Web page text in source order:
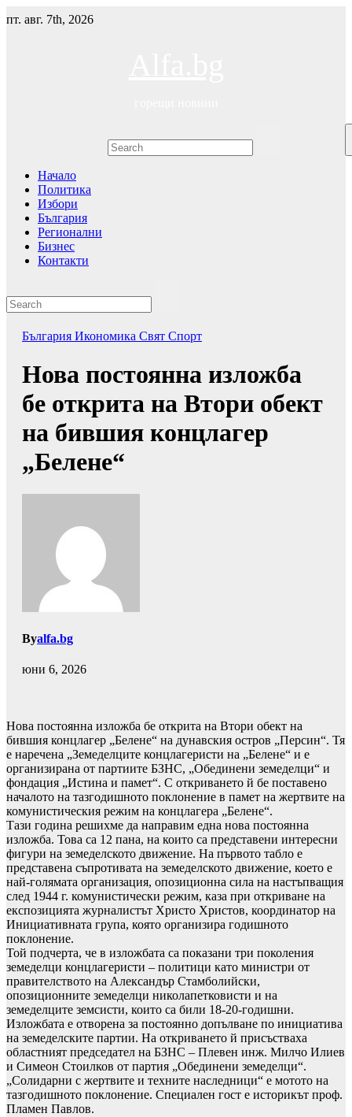
to
пт. авг. 7th, 2026
Начало
Политика
Избори
България
Регионални
Бизнес
Контакти
България Икономика Свят Спорт
Нова постоянна изложба
бе открита на Втори обект
на бившия концлагер
„Белене“
Byalfa.bg
юни 6, 2026
Нова постоянна изложба бе открита на Втори обект на
бившия концлагер „Белене“ на дунавския остров „Персин“. Тя
е наречена „Земеделците концлагеристи на „Белене“ и е
организирана от партиите БЗНС, „Обединени земеделци“ и
фондация „Истина и памет“. С откриването й бе поставено
началото на тазгодишното поклонение в памет на жертвите на
комунистическия режим на концлагера „Белене“.
Тази година решихме да направим една нова постоянна
изложба. Това са 12 пана, на които са представени интересни
фигури на земеделското движение. На първото табло е
представена съпротивата на земеделското движение, което е
най-голямата организация, опозиционна сила на настъпващия
след 1944 г. комунистически режим, каза при откриване на
експозицията журналистът Христо Христов, координатор на
Инициативната група, която организира годишното
поклонение.
Той подчерта, че в изложбата са показани три поколения
земеделци концлагеристи – политици като министри от
правителството на Александър Стамболийски,
опозиционните земеделци николапетковисти и на
земеделците земсисти, които са били 18-20-годишни.
Изложбата е отворена за постоянно допълване по инициатива
на земеделските партии. На откриването й присъстваха
областният председател на БЗНС – Плевен инж. Милчо Илиев
и Симеон Стоилков от партия „Обединени земеделци“.
„Солидарни с жертвите и техните наследници“ е мотото на
тазгодишното поклонение. Специален гост е историкът проф.
Пламен Павлов.